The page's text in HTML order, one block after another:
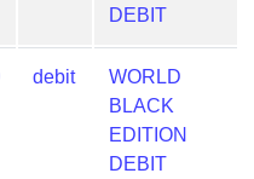
DEBIT
debit
WORLD
BLACK
EDITION
DEBIT